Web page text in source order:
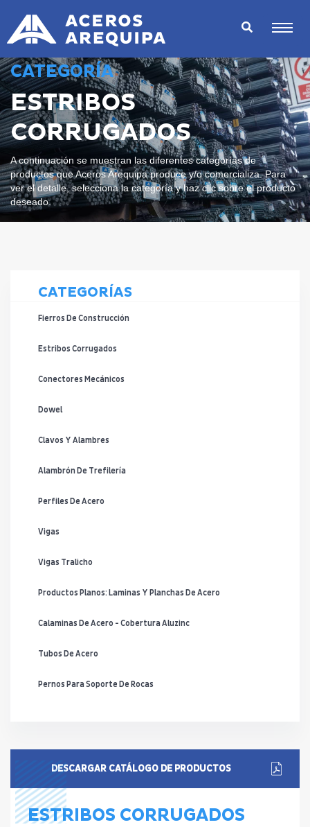
CATEGORÍA
ESTRIBOS
CORRUGADOS
A continuación se muestran las diferentes categorías de
productos que Aceros Arequipa produce y/o comercializa. Para
ver el detalle, selecciona la categoría y haz clic sobre el producto
deseado.
CATEGORÍAS
Fierros De Construcción
Estribos Corrugados
Conectores Mecánicos
Dowel
Clavos Y Alambres
Alambrón De Trefilería
Perfiles De Acero
Vigas
Vigas Tralicho
Productos Planos: Laminas Y Planchas De Acero
Calaminas De Acero - Cobertura Aluzinc
Tubos De Acero
Pernos Para Soporte De Rocas
DESCARGAR CATÁLOGO DE PRODUCTOS
ESTRIBOS CORRUGADOS